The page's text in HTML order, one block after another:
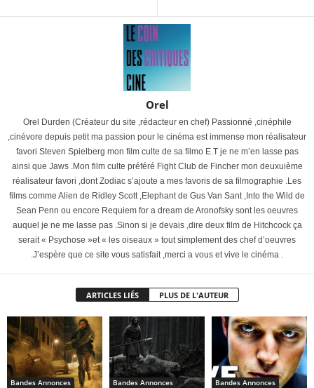
Orel
Orel Durden (Créateur du site ,rédacteur en chef) Passionné ,cinéphile
,cinévore depuis petit ma passion pour le cinéma est immense mon réalisateur
favori Steven Spielberg mon film culte de sa filmo E.T je ne m’en lasse pas
ainsi que Jaws .Mon film culte préféré Fight Club de Fincher mon deuxuième
réalisateur favori ,dont Zodiac s’ajoute a mes favoris de sa filmographie .Les
films comme Alien de Ridley Scott ,Elephant de Gus Van Sant ,Into the Wild de
Sean Penn ou encore Requiem for a dream de Aronofsky sont les oeuvres
auquel je ne me lasse pas .Sinon si je devais ,dire deux film de Hitchcock ça
serait « Psychose »et « les oiseaux » tout simplement des chef d’oeuvres
.J’espère que ce site vous satisfait ,merci a vous et vive le cinéma .
ARTICLES LIÉS PLUS DE L'AUTEUR
Bandes Annonces Bandes Annonces Bandes Annonces